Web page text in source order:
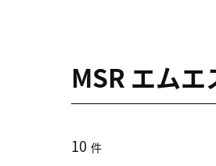
MSR エムエ
10 件